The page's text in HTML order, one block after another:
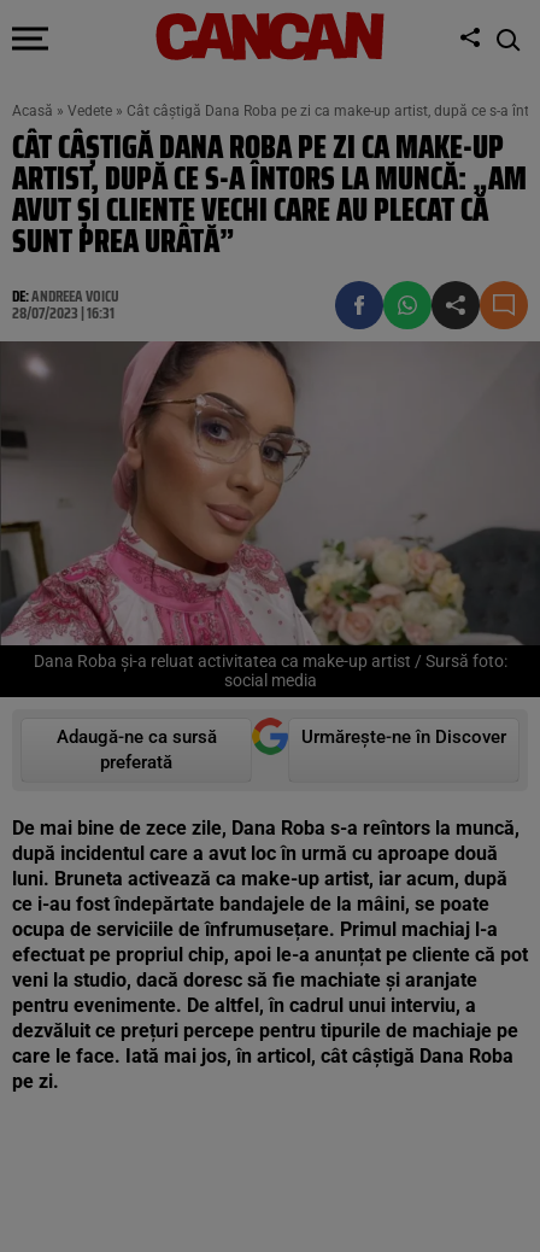
Acasă » Vedete » Cât câștigă Dana Roba pe zi ca make-up artist, după ce s-a
CÂT CÂȘTIGĂ DANA ROBA PE ZI CA MAKE-UP
ARTIST, DUPĂ CE S-A ÎNTORS LA MUNCĂ: „AM
AVUT ȘI CLIENTE VECHI CARE AU PLECAT CĂ
SUNT PREA URÂTĂ”
DE:ANDREEA VOICU
28/07/2023 | 16:31
Dana Roba și-a reluat activitatea ca make-up artist / Sursă foto:
social media
Adaugă-ne ca sursă
preferată
Urmărește-ne în Discover
De mai bine de zece zile, Dana Roba s-a reîntors la muncă,
după incidentul care a avut loc în urmă cu aproape două
luni. Bruneta activează ca make-up artist, iar acum, după
ce i-au fost îndepărtate bandajele de la mâini, se poate
ocupa de serviciile de înfrumusețare. Primul machiaj l-a
efectuat pe propriul chip, apoi le-a anunțat pe cliente că pot
veni la studio, dacă doresc să fie machiate și aranjate
pentru evenimente. De altfel, în cadrul unui interviu, a
dezvăluit ce prețuri percepe pentru tipurile de machiaje pe
care le face. Iată mai jos, în articol, cât câștigă Dana Roba
pe zi.